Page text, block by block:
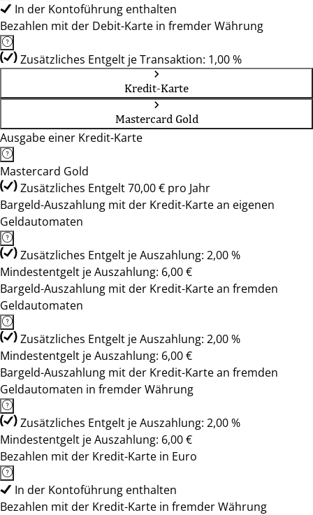
In der Kontoführung enthalten
Bezahlen mit der Debit-Karte in fremder Währung
Zusätzliches Entgelt je Transaktion: 1,00 %
Kredit-Karte
Mastercard Gold
Ausgabe einer Kredit-Karte
Mastercard Gold
Zusätzliches Entgelt 70,00 € pro Jahr
Bargeld-Auszahlung mit der Kredit-Karte an eigenen
Geldautomaten
Zusätzliches Entgelt je Auszahlung: 2,00 %
Mindestentgelt je Auszahlung: 6,00 €
Bargeld-Auszahlung mit der Kredit-Karte an fremden
Geldautomaten
Zusätzliches Entgelt je Auszahlung: 2,00 %
Mindestentgelt je Auszahlung: 6,00 €
Bargeld-Auszahlung mit der Kredit-Karte an fremden
Geldautomaten in fremder Währung
Zusätzliches Entgelt je Auszahlung: 2,00 %
Mindestentgelt je Auszahlung: 6,00 €
Bezahlen mit der Kredit-Karte in Euro
In der Kontoführung enthalten
Bezahlen mit der Kredit-Karte in fremder Währung